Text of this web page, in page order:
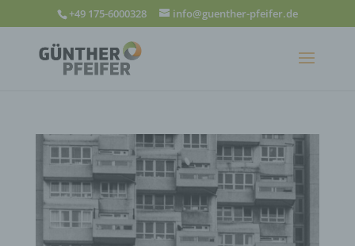
+49 175-6000328 info@guenther-pfeifer.de